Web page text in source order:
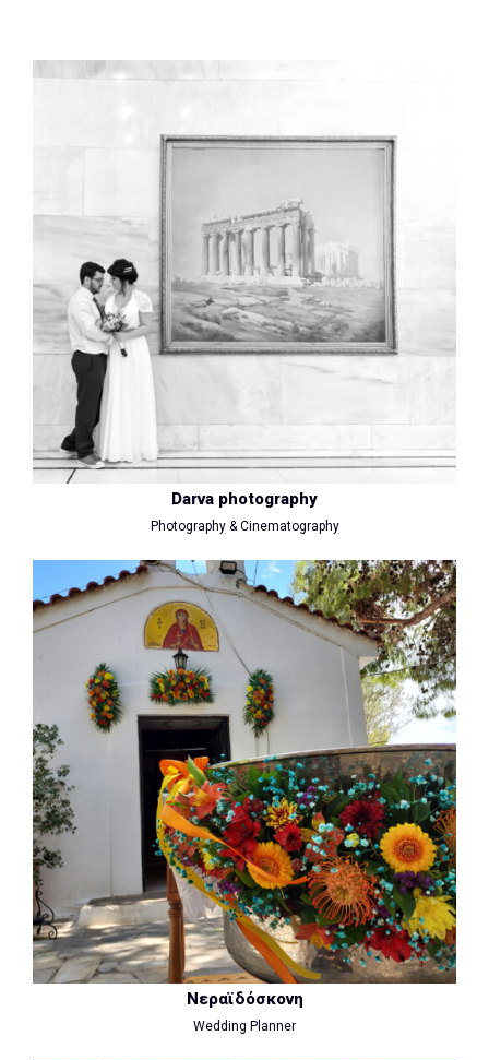
Darva photography
Photography & Cinematography
Νεραϊδόσκονη
Wedding Planner